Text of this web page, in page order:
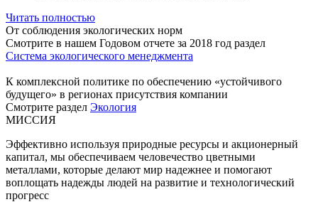
Читать полностью
От соблюдения экологических норм
Смотрите в нашем Годовом отчете за 2018 год раздел
Система экологического менеджмента
К комплексной политике по обеспечению «устойчивого
будущего» в регионах присутствия компании
Смотрите раздел Экология
МИССИЯ
Эффективно используя природные ресурсы и акционерный
капитал, мы обеспечиваем человечество цветными
металлами, которые делают мир надежнее и помогают
воплощать надежды людей на развитие и технологический
прогресс